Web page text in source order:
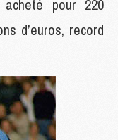
pour 220
d’euros, record